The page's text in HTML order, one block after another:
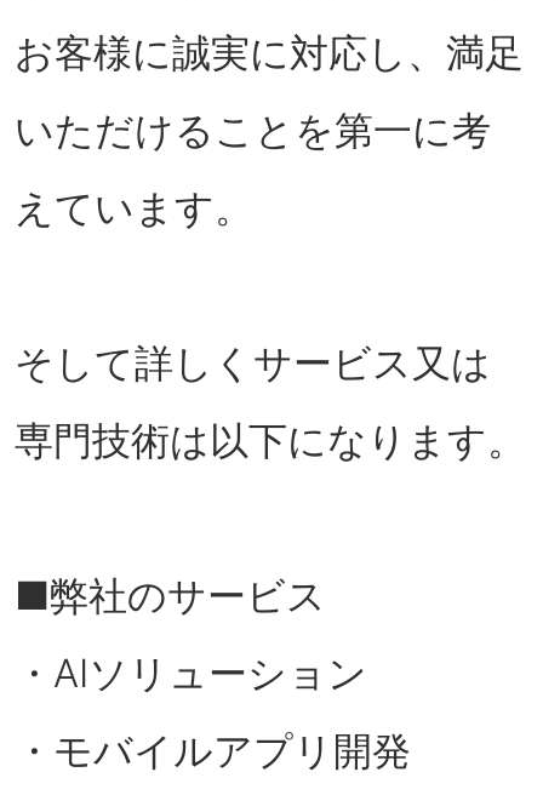
お客様に誠実に対応し、満足
いただけることを第一に考
えています。
そして詳しくサービス又は
専門技術は以下になります。
■弊社のサービス
・AIソリューション
・モバイルアプリ開発